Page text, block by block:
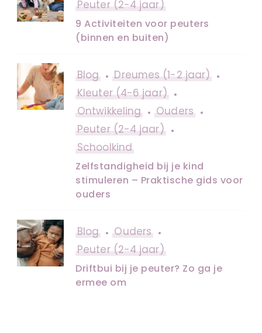
Peuter (2-4 jaar)
9 Activiteiten voor peuters
(binnen en buiten)
Blog
Dreumes (1-2 jaar)
Kleuter (4-6 jaar)
Ontwikkeling
Ouders
Peuter (2-4 jaar)
Schoolkind
Zelfstandigheid bij je kind
stimuleren – Praktische gids voor
ouders
Blog
Ouders
Peuter (2-4 jaar)
Driftbui bij je peuter? Zo ga je
ermee om